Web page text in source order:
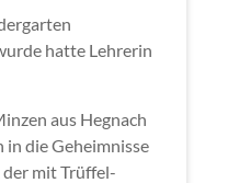
hatte Lehrerin
aus Hegnach
die Geheimnisse
der mit Trüffel-